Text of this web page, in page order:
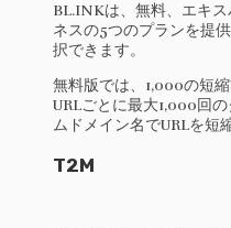
BL.INKは、無料、エキ
ネスの5つのプランを提
択できます。
無料版では、1,000の短
URLごとに最大1,000回
ムドメイン名でURLを短
T2M